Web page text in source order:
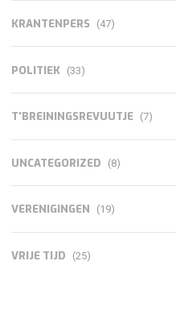
KRANTENPERS (47)
POLITIEK (33)
T'BREININGSREVUUTJE (7)
UNCATEGORIZED (8)
VERENIGINGEN (19)
VRIJE TIJD (25)